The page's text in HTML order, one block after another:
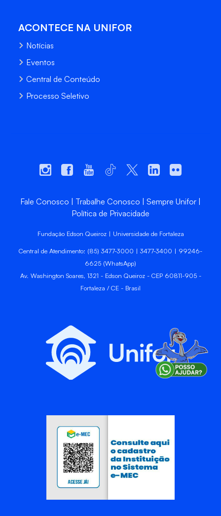
ACONTECE NA UNIFOR
Notícias
Eventos
Central de Conteúdo
Processo Seletivo
Fale Conosco Trabalhe Conosco
Sempre Unifor
Política de Privacidade
Fundação Edson Queiroz | Universidade de Fortaleza
Central de Atendimento: (85) 3477-3000 | 3477-3400 | 99246-
6625 (WhatsApp)
Av. Washington Soares, 1321 - Edson Queiroz - CEP 60811-905 -
Fortaleza / CE - Brasil